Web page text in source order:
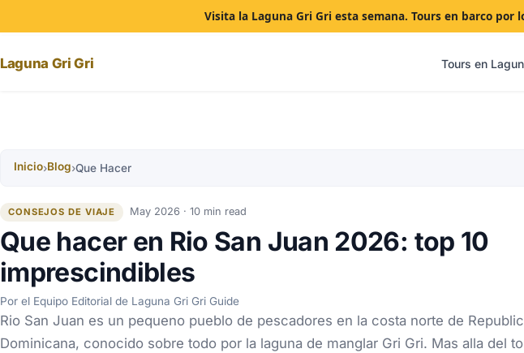
Visita la Laguna Gri Gri esta semana. Tours en barco
Laguna Gri Gri Tours en
Inicio›Blog›Que Hacer
CONSEJOS DE VIAJE May 2026 · 10 min read
Que hacer en Rio San Juan 2026: top 10
imprescindibles
Por el Equipo Editorial de Laguna Gri Gri Guide
Rio San Juan es un pequeno pueblo de pescadores en la costa norte de
Dominicana, conocido sobre todo por la laguna de manglar Gri Gri. Mas alla del